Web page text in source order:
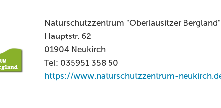
Naturschutzzentrum "Oberlausitzer Bergland"
Hauptstr. 62
01904 Neukirch
Tel: 035951 358 50
https://www.naturschutzzentrum-